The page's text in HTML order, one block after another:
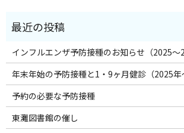
インフルエンザ予防接種のお知らせ（2025～
年末年始の予防接種と1・9ヶ月健診（2025年
予約の必要な予防接種
東灘図書館の催し